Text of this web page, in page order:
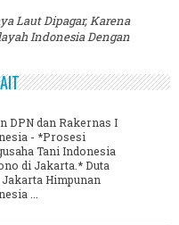
Laut Dipagar, Karena
Indonesia Dengan
DPN dan Rakernas I
- *Prosesi
Tani Indonesia
di Jakarta.* Duta
Himpunan
...